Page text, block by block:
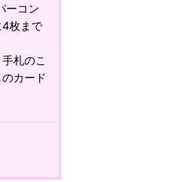
ーコン
4枚まで
札のこ
カード